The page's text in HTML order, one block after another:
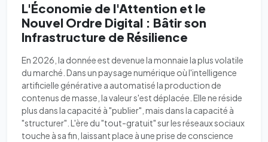
L'Économie de l'Attention et le
Nouvel Ordre Digital : Bâtir son
Infrastructure de Résilience
En 2026, la donnée est devenue la monnaie la plus volatile
du marché. Dans un paysage numérique où l'intelligence
artificielle générative a automatisé la production de
contenus de masse, la valeur s'est déplacée. Elle ne réside
plus dans la capacité à "publier", mais dans la capacité à
"structurer". L'ère du "tout-gratuit" sur les réseaux sociaux
touche à sa fin, laissant place à une prise de conscience